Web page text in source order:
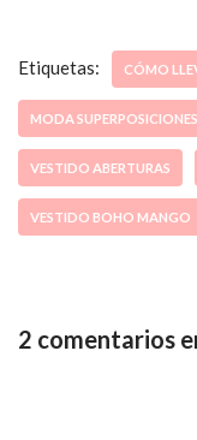
Etiquetas: CÓMO
MODA SUPERPOSICIONES
VESTIDO ABERTURAS
VESTIDO BOHO MANGO
2 comentarios